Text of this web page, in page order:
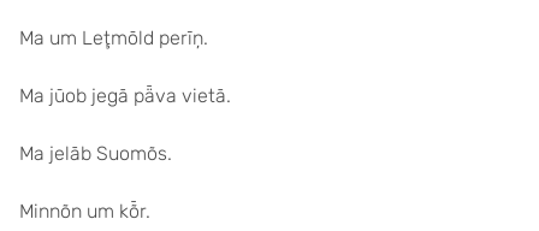
Ma um Leţmōld perīņ.
Ma jūob jegā pǟva vietā.
Ma jelāb Suomõs.
Minnõn um kȭr.